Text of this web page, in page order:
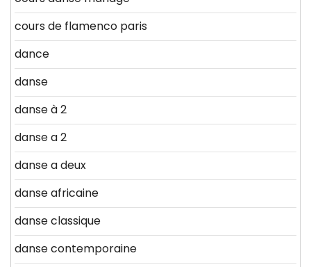
cours de flamenco paris
dance
danse
danse à 2
danse a 2
danse a deux
danse africaine
danse classique
danse contemporaine